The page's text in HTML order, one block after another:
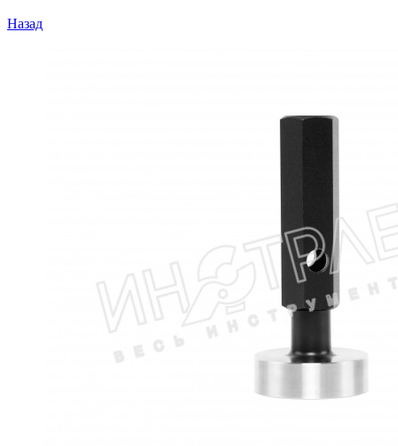
Назад